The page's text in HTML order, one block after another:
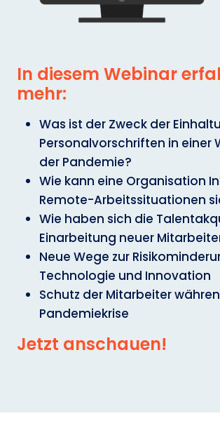
In diesem Webinar
mehr:
Was ist der Zweck der
Personalvorschriften in einer
der Pandemie?
Wie kann eine Organisation
Remote-Arbeitssituationen
Wie haben sich die
Einarbeitung neuer
Neue Wege zur
Technologie und Innovation
Schutz der Mitarbeiter
Pandemiekrise
Jetzt anschauen!